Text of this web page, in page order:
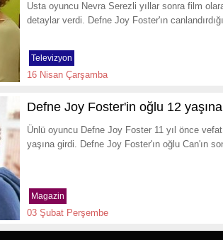
Usta oyuncu Nevra Serezli yıllar sonra film
detaylar verdi. Defne Joy Foster'ın
Televizyon
16 Nisan Çarşamba
Defne Joy Foster'in oğlu 12
Ünlü oyuncu Defne Joy Foster 11 yıl önce
yaşına girdi. Defne Joy Foster'ın oğlu Can'ın
Magazin
03 Şubat Perşembe